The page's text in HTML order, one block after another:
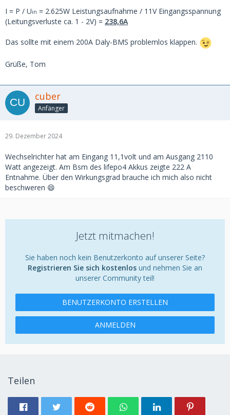
I = P / Uin = 2.625W Leistungsaufnahme / 11V Eingangsspannung
(Leitungsverluste ca. 1 - 2V) = 238,6A
Das sollte mit einem 200A Daly-BMS problemlos klappen.
Grüße, Tom
cuber
Anfänger
29. Dezember 2024
Wechselrichter hat am Eingang 11,1volt und am Ausgang 2110
Watt angezeigt. Am Bsm des lifepo4 Akkus zeigte 222 A
Entnahme. Über den Wirkungsgrad brauche ich mich also nicht
beschweren 😄
Jetzt mitmachen!
Sie haben noch kein Benutzerkonto auf unserer Seite?
Registrieren Sie sich kostenlos und nehmen Sie an
unserer Community teil!
BENUTZERKONTO ERSTELLEN
ANMELDEN
Teilen